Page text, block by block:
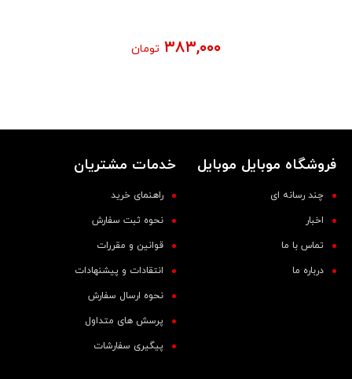
۳۸۳,۰۰۰ تومان
فروشگاه موبایل موبایل
چند رسانه ای
اخبار
تماس با ما
درباره ما
خدمات مشتریان
راهنمای خرید
نحوه ثبت سفارش
قوانین و مقررات
انتقادات و پیشنهادات
نحوه ارسال سفارش
پرسش های متداول
پیگیری سفارشات